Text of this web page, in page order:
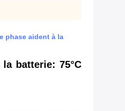
phase aident à la
batterie: 75°C